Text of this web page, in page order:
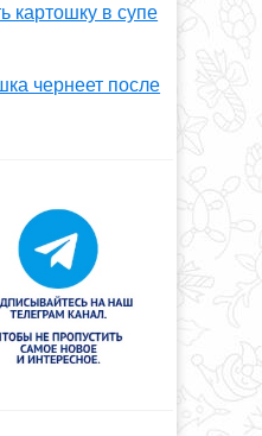
картошку в супе
чернеет после